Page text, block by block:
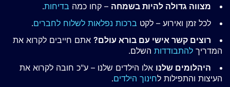
מצווה גדולה להיות בשמחה – קחו כמה בדיחות.
לכל זמן ואירוע – לקט ברכות נפלאות לשלוח לחברים.
רוצים קשר אישי עם בורא עולם? אתם חייבים לקרוא את
המדריך להתבודדות השלם.
היהלומים שלנו אלו הילדים שלנו – ע"כ חובה לקרוא את
העיצות והתפילות לחינוך הילדים.